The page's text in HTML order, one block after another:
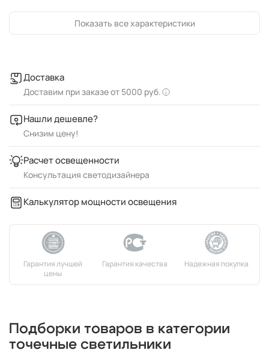
Показать все характеристики
Доставка
Доставим при заказе от 5000 руб.
Нашли дешевле?
Снизим цену!
Расчет освещенности
Консультация светодизайнера
Калькулятор мощности освещения
Подборки товаров в категории
точечные светильники